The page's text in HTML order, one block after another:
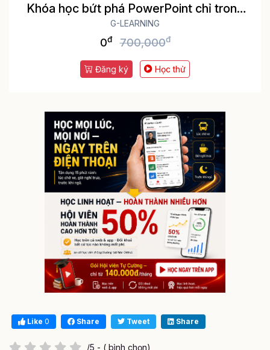
Khóa học bứt phá PowerPoint chỉ trong
3h
G-LEARNING
0đ 700,000đ
Đăng ký Học thử
Like 0 Share Tweet Share
/5 - ( bình chọn)